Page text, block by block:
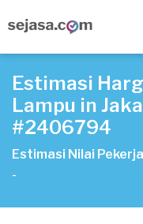
Estimasi
Lampu in
#2406794
Estimasi Nilai
-